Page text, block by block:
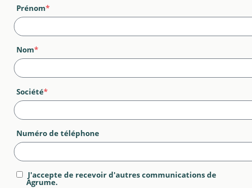
Prénom*
Nom*
Société*
Numéro de téléphone
J'accepte de recevoir d'autres communications de
Agrume.